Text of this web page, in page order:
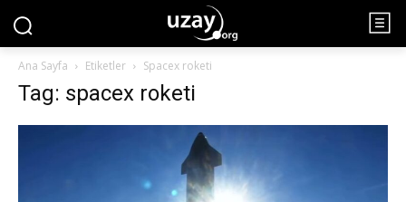
Ana Sayfa Etiketler Spacex roketi
Tag: spacex roketi